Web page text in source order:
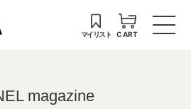
マイリスト CART
magazine